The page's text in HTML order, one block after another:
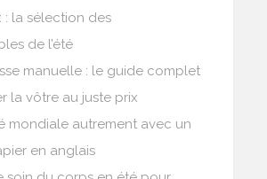
: la sélection des
de l’été
manuelle : le guide complet
la vôtre au juste prix
mondiale autrement avec un
en anglais